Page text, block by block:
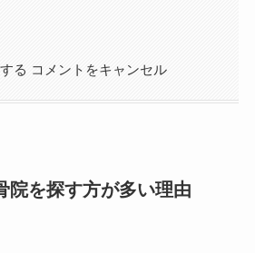
る コメントをキャンセル
院を探す方が多い理由